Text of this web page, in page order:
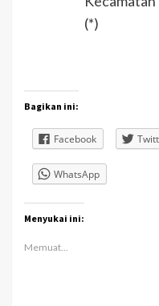
(*)
Bagikan ini:
Facebook
WhatsApp
Menyukai ini:
Memuat...